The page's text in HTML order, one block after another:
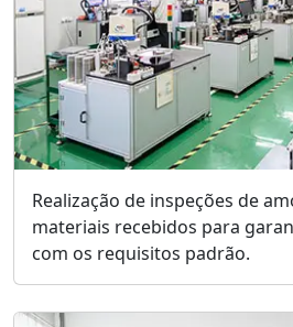
Realização de inspeções de
materiais recebidos para
com os requisitos padrão.